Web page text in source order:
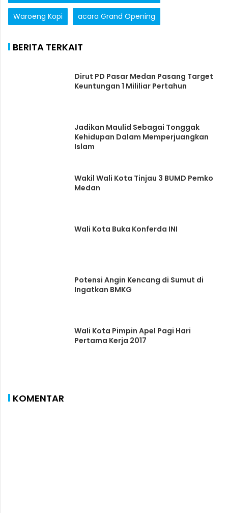
Waroeng Kopi acara Grand Opening
BERITA TERKAIT
Dirut PD Pasar Medan Pasang Target
Keuntungan 1 Mililiar Pertahun
Jadikan Maulid Sebagai Tonggak
Kehidupan Dalam Memperjuangkan
Islam
Wakil Wali Kota Tinjau 3 BUMD Pemko
Medan
Wali Kota Buka Konferda INI
Potensi Angin Kencang di Sumut di
Ingatkan BMKG
Wali Kota Pimpin Apel Pagi Hari
Pertama Kerja 2017
KOMENTAR